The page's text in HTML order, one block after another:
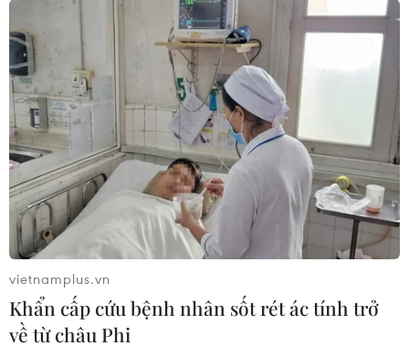
vietnamplus.vn
Khẩn cấp cứu bệnh nhân sốt rét ác tính trở
về từ châu Phi